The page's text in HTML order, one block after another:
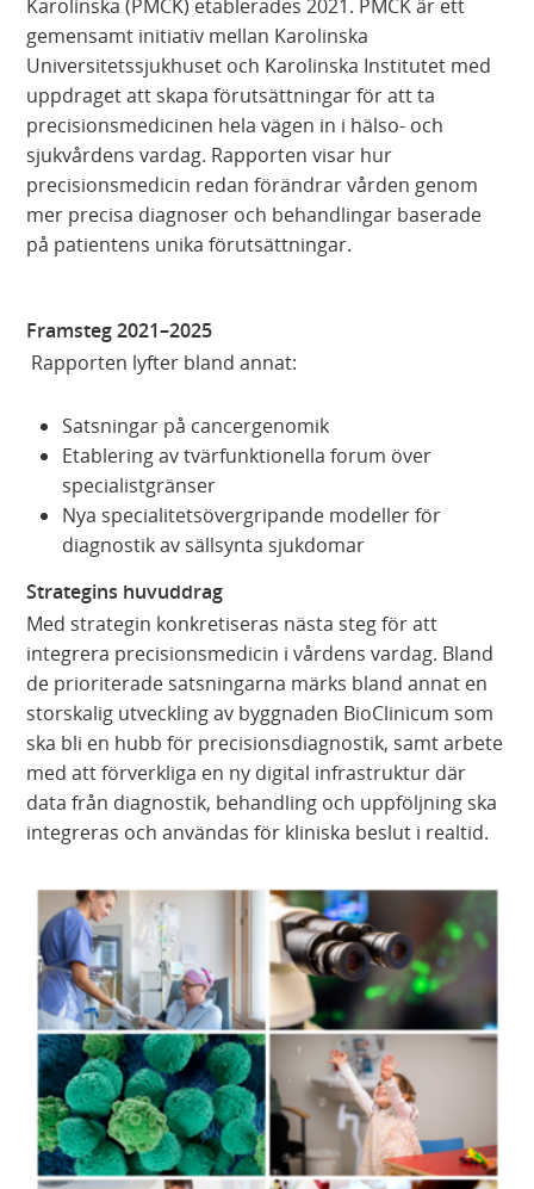
Karolinska (PMCK) etablerades 2021. PMCK är ett
gemensamt initiativ mellan Karolinska
Universitetssjukhuset och Karolinska Institutet med
uppdraget att skapa förutsättningar för att ta
precisionsmedicinen hela vägen in i hälso- och
sjukvårdens vardag. Rapporten visar hur
precisionsmedicin redan förändrar vården genom
mer precisa diagnoser och behandlingar baserade
på patientens unika förutsättningar.
Framsteg 2021–2025
Rapporten lyfter bland annat:
Satsningar på cancergenomik
Etablering av tvärfunktionella forum över
specialistgränser
Nya specialitetsövergripande modeller för
diagnostik av sällsynta sjukdomar
Strategins huvuddrag
Med strategin konkretiseras nästa steg för att
integrera precisionsmedicin i vårdens vardag. Bland
de prioriterade satsningarna märks bland annat en
storskalig utveckling av byggnaden BioClinicum som
ska bli en hubb för precisionsdiagnostik, samt arbete
med att förverkliga en ny digital infrastruktur där
data från diagnostik, behandling och uppföljning ska
integreras och användas för kliniska beslut i realtid.